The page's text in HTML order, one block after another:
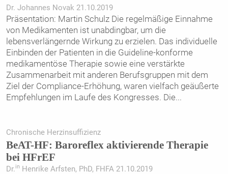
Dr. Johannes Novak 21.10.2019
Präsentation: Martin Schulz Die regelmäßige Einnahme
von Medikamenten ist unabdingbar, um die
lebensverlängernde Wirkung zu erzielen. Das individuelle
Einbinden der Patienten in die Guideline-konforme
medikamentöse Therapie sowie eine verstärkte
Zusammenarbeit mit anderen Berufsgruppen mit dem
Ziel der Compliance-Erhöhung, waren vielfach geäußerte
Empfehlungen im Laufe des Kongresses. Die...
Chronische Herzinsuffizienz
BeAT-HF: Baroreflex aktivierende Therapie
bei HFrEF
Dr.inHenrike Arfsten, PhD, FHFA 21.10.2019